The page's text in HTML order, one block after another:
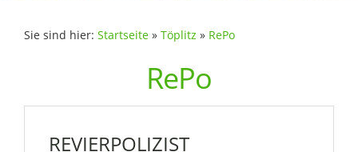
Sie sind hier: Startseite » Töplitz » RePo
RePo
REVIERPOLIZIST